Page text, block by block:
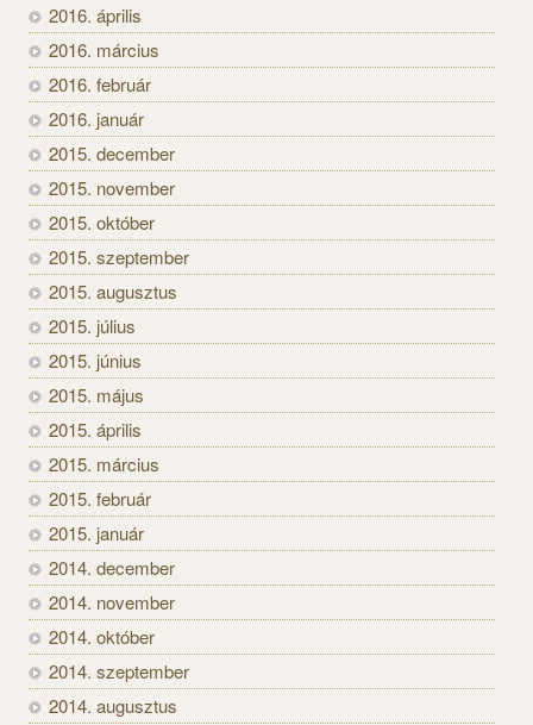
2016. április
2016. március
2016. február
2016. január
2015. december
2015. november
2015. október
2015. szeptember
2015. augusztus
2015. július
2015. június
2015. május
2015. április
2015. március
2015. február
2015. január
2014. december
2014. november
2014. október
2014. szeptember
2014. augusztus